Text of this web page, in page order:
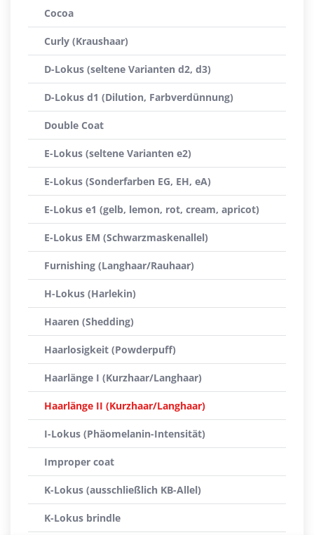
Cocoa
Curly (Kraushaar)
D-Lokus (seltene Varianten d2, d3)
D-Lokus d1 (Dilution, Farbverdünnung)
Double Coat
E-Lokus (seltene Varianten e2)
E-Lokus (Sonderfarben EG, EH, eA)
E-Lokus e1 (gelb, lemon, rot, cream, apricot)
E-Lokus EM (Schwarzmaskenallel)
Furnishing (Langhaar/Rauhaar)
H-Lokus (Harlekin)
Haaren (Shedding)
Haarlosigkeit (Powderpuff)
Haarlänge I (Kurzhaar/Langhaar)
Haarlänge II (Kurzhaar/Langhaar)
I-Lokus (Phäomelanin-Intensität)
Improper coat
K-Lokus (ausschließlich KB-Allel)
K-Lokus brindle